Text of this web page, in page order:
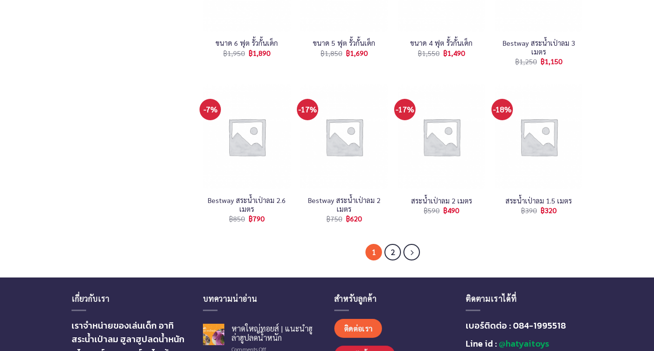
ขนาด 6 ฟุต รั้วกั้นเด็ก
฿1,950 ฿1,890
ขนาด 5 ฟุต รั้วกั้นเด็ก
฿1,850 ฿1,690
ขนาด 4 ฟุต รั้วกั้นเด็ก
฿1,550 ฿1,490
Bestway สระน้ำเป่าลม 3
เมตร
฿1,250 ฿1,150
-7%
Bestway สระน้ำเป่าลม 2.6
เมตร
฿850 ฿790
-17%
Bestway สระน้ำเป่าลม 2
เมตร
฿750 ฿620
-17%
สระน้ำเป่าลม 2 เมตร
฿590 ฿490
-18%
สระน้ำเป่าลม 1.5 เมตร
฿390 ฿320
1 2
เกี่ยวกับเรา
เราจำหน่ายของเล่นเด็ก อาทิ
สระน้ำเป่าลม ฮูลาฮูปลดน้ำหนัก
บทความน่าอ่าน
หาดใหญ่ทอยส์ | แนะนำฮู
ล่าฮูปลดน้ำหนัก
Comments Offon
สำหรับลูกค้า
ติดต่อเรา
ติดตามเราได้ที่
เบอร์ติดต่อ : 084-1995518
Line id :@hatyaitoys